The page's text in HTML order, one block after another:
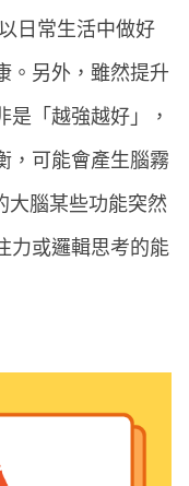
日常生活中做好
。另外，雖然提升
是「越強越好」，
，可能會產生腦霧
大腦某些功能突然
力或邏輯思考的能